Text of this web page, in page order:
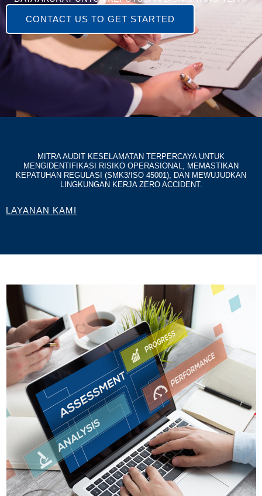
CONTACT US TO GET STARTED
MITRA AUDIT KESELAMATAN TERPERCAYA UNTUK
MENGIDENTIFIKASI RISIKO OPERASIONAL, MEMASTIKAN
KEPATUHAN REGULASI (SMK3/ISO 45001), DAN MEWUJUDKAN
LINGKUNGAN KERJA ZERO ACCIDENT.
LAYANAN KAMI